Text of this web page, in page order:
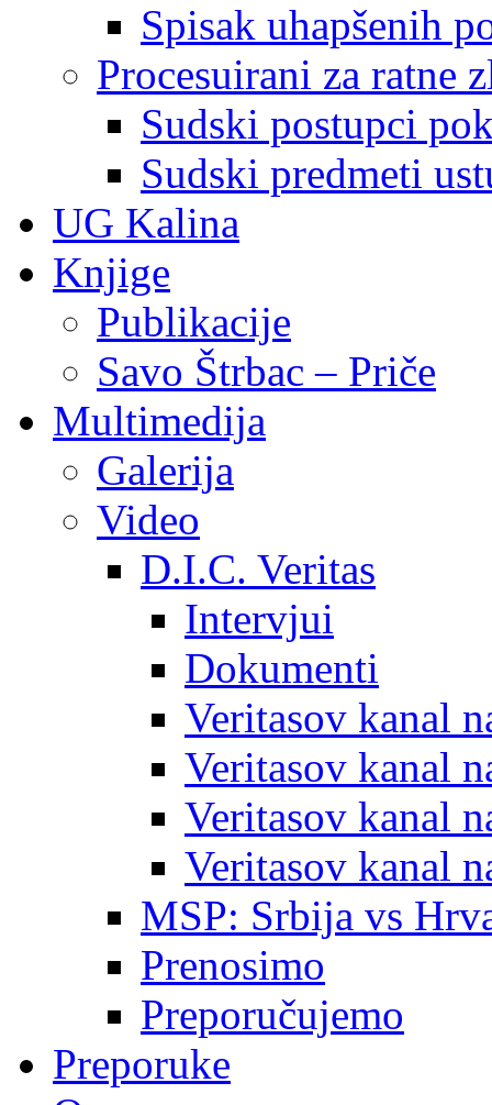
Spisak uhapšenih
Procesuirani za ratne
Sudski postupci
Sudski predmeti
UG Kalina
Knjige
Publikacije
Savo Štrbac – Priče
Multimedija
Galerija
Video
D.I.C. Veritas
Intervjui
Dokumenti
Veritasov kanal
Veritasov kanal
Veritasov kanal
Veritasov kanal
MSP: Srbija vs
Prenosimo
Preporučujemo
Preporuke